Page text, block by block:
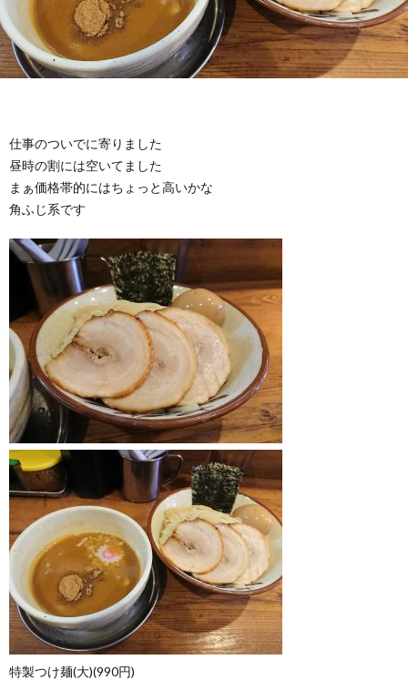
仕事のついでに寄りました
昼時の割には空いてました
まぁ価格帯的にはちょっと高いかな
角ふじ系です
特製つけ麺(大)(990円)